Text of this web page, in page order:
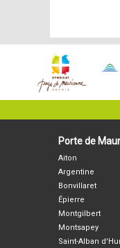
Porte de
Aiton
Argentine
Bonvillaret
Épierre
Montgilbert
Montsapey
Saint-Alban